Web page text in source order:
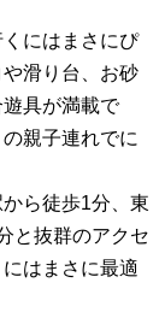
にはまさにぴ
滑り台、お砂
具が満載で
親子連れでに
ら徒歩1分、東
と抜群のアクセ
はまさに最適